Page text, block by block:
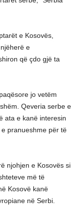
e Kosovës,
e
që çdo gjë ta
jo vetëm
Qeveria serbe e
ata e kanë interesin
pranueshme për të
njohjen e Kosovës si
më të
Kosovë kanë
në Serbi.